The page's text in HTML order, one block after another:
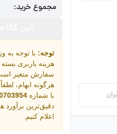
مجموع خرید:
توجه: با توجه به
هزینه باربری
سفارش متغیر
هرگونه ابهام، لطفاً
با شماره
دقیق‌ترین برآورد
اعلام کنیم.